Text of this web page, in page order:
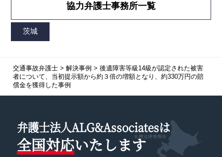
協力弁護士事務所一覧
交通事故弁護士> 解決事例 > 後遺障害等級14級が認定された被害
者について、当初提示額から約３倍の増額となり、約330万円の賠
償金を獲得した事例
弁護士法人ALG&Associatesは
全国対応いたします